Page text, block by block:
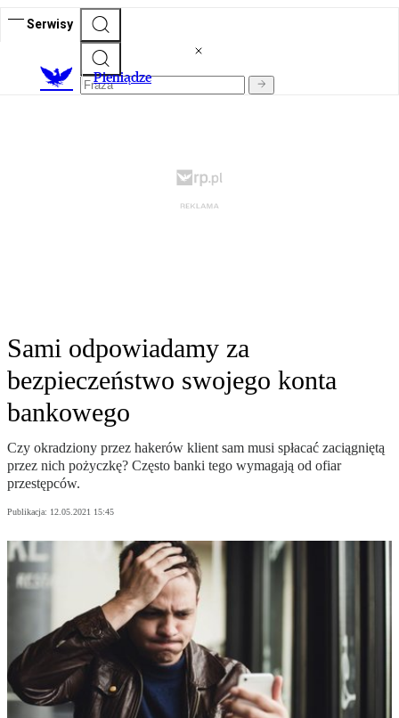
Serwisy
Pieniądze
Sami odpowiadamy za
bezpieczeństwo swojego konta
bankowego
Czy okradziony przez hakerów klient sam musi spłacać zaciągniętą
przez nich pożyczkę? Często banki tego wymagają od ofiar
przestępców.
Publikacja: 12.05.2021 15:45